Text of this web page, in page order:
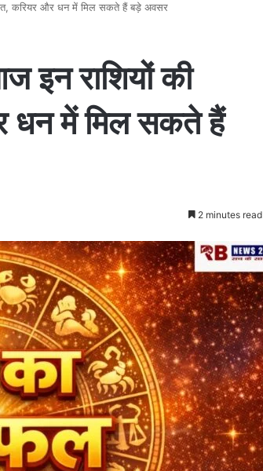
करियर और धन में मिल सकते हैं बड़े अवसर
इन राशियों की
धन में मिल सकते हैं
2 minutes read